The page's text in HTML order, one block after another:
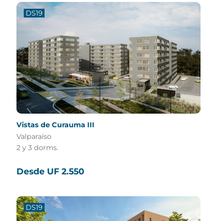
DS19
Vistas de Curauma III
Valparaíso
2 y 3 dorms.
Desde UF 2.550
DS19